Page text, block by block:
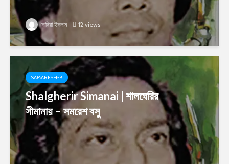
সাদিয়া ইসলাম 12 views
SAMARESH-B
Shalgherir Simanai | শালঘেরির
সীমানায় – সমরেশ বসু